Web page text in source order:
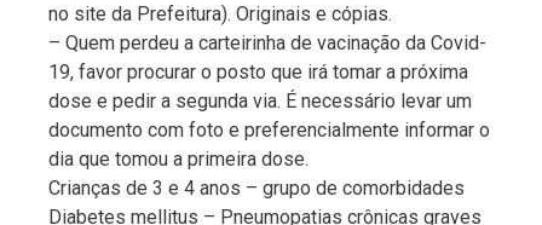
no site da Prefeitura). Originais e cópias.
– Quem perdeu a carteirinha de vacinação da Covid-
19, favor procurar o posto que irá tomar a próxima
dose e pedir a segunda via. É necessário levar um
documento com foto e preferencialmente informar o
dia que tomou a primeira dose.
Crianças de 3 e 4 anos – grupo de comorbidades
Diabetes mellitus – Pneumopatias crônicas graves